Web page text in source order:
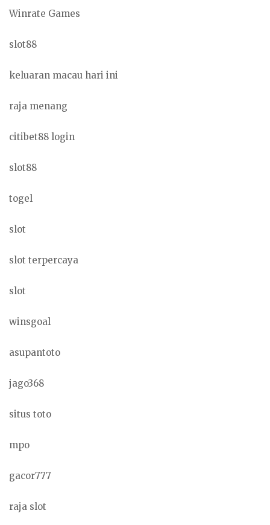
Winrate Games
slot88
keluaran macau hari ini
raja menang
citibet88 login
slot88
togel
slot
slot terpercaya
slot
winsgoal
asupantoto
jago368
situs toto
mpo
gacor777
raja slot